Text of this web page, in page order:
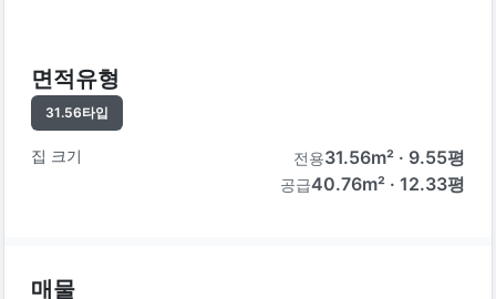
면적유형
31.56타입
집 크기 전용31.56m² · 9.55평
공급40.76m² · 12.33평
매물